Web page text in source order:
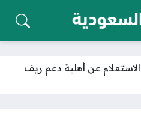
الاستعلام عن أهلية دعم ريف